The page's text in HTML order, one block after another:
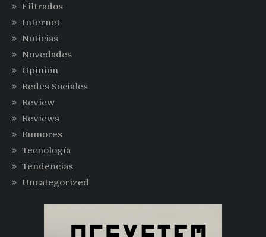
Filtrados
Internet
Noticias
Novedades
Opinión
Redes Sociales
Review
Reviews
Rumores
Tecnología
Tendencias
Uncategorized